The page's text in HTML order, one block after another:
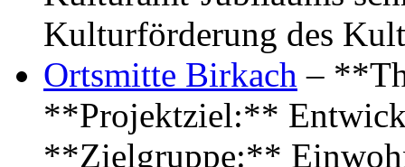
Kulturförderung des
Ortsmitte Birkach –
**Projektziel:**
**Zielgruppe:**